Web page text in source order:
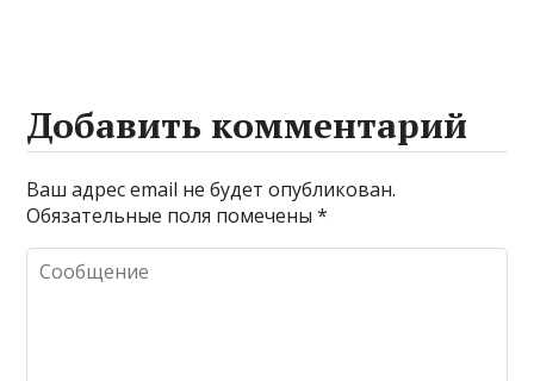
Добавить комментарий
Ваш адрес email не будет опубликован.
Обязательные поля помечены*